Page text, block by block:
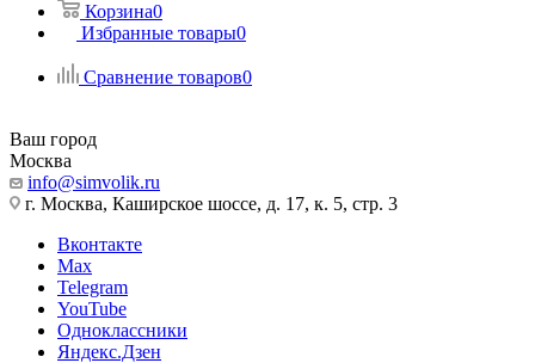
Корзина0
Избранные товары0
Сравнение товаров0
Ваш город
Москва
info@simvolik.ru
г. Москва, Каширское шоссе, д. 17, к. 5, стр. 3
Вконтакте
Max
Telegram
YouTube
Одноклассники
Яндекс.Дзен